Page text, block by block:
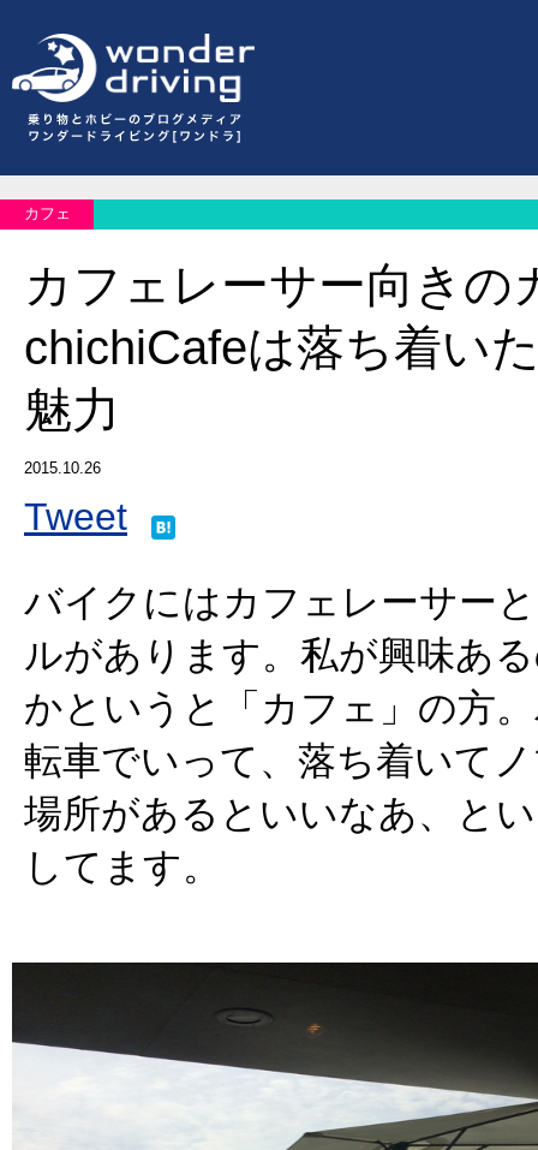
カフェ
カフェレーサー向きの
chichiCafeは落ち着い
魅力
2015.10.26
Tweet
バイクにはカフェレーサー
ルがあります。私が興味あ
かというと「カフェ」の方
転車でいって、落ち着いて
場所があるといいなあ、と
してます。